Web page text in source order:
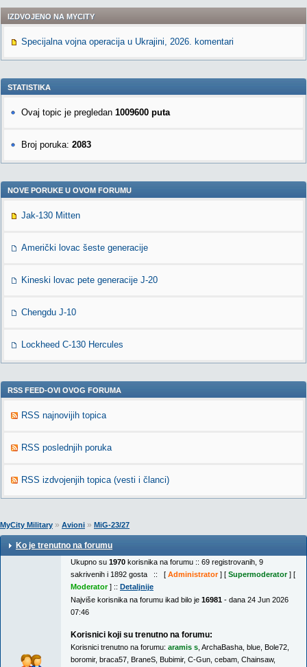
IZDVOJENO NA MYCITY
Specijalna vojna operacija u Ukrajini, 2026. komentari
STATISTIKA
Ovaj topic je pregledan 1009600 puta
Broj poruka: 2083
NOVE PORUKE U OVOM FORUMU
Jak-130 Mitten
Američki lovac šeste generacije
Kineski lovac pete generacije J-20
Chengdu J-10
Lockheed C-130 Hercules
RSS FEED-OVI OVOG FORUMA
RSS najnovijih topica
RSS poslednjih poruka
RSS izdvojenjih topica (vesti i članci)
MyCity Military » Avioni » MiG-23/27
Ko je trenutno na forumu
Ukupno su 1970 korisnika na forumu :: 69 registrovanih, 9
sakrivenih i 1892 gosta :: [ Administrator] [ Supermoderator] [
Moderator] :: Detaljnije
Najviše korisnika na forumu ikad bilo je 16981 - dana 24 Jun 2026
07:46
Korisnici koji su trenutno na forumu:
Korisnici trenutno na forumu: aramis s ArchaBasha blue Bole72
boromir, braca57 BraneS Bubimir, C-Gun cebam Chainsaw,